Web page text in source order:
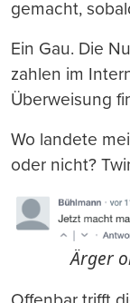
gemacht,
Ein Gau. Die
zahlen im
Überweisung
Wo landete
oder nicht?
Ärger